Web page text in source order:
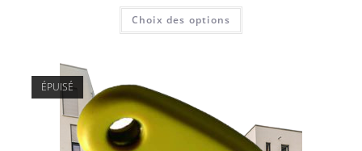
Choix des options
ÉPUISÉ